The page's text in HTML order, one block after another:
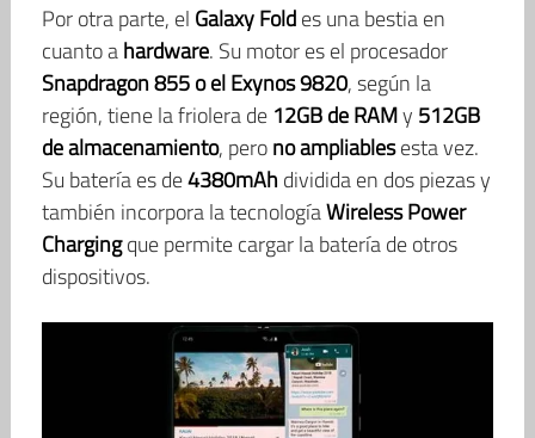
Por otra parte, el Galaxy Foldes una bestia en
cuanto ahardware. Su motor es el procesador
Snapdragon 855 o el Exynos 9820, según la
región, tiene la friolera de 12GB de RAMy 512GB
de almacenamiento, perono ampliablesesta vez.
Su batería es de4380mAh dividida en dos piezas y
también incorpora la tecnologíaWireless Power
Chargingque permite cargar la batería de otros
dispositivos.